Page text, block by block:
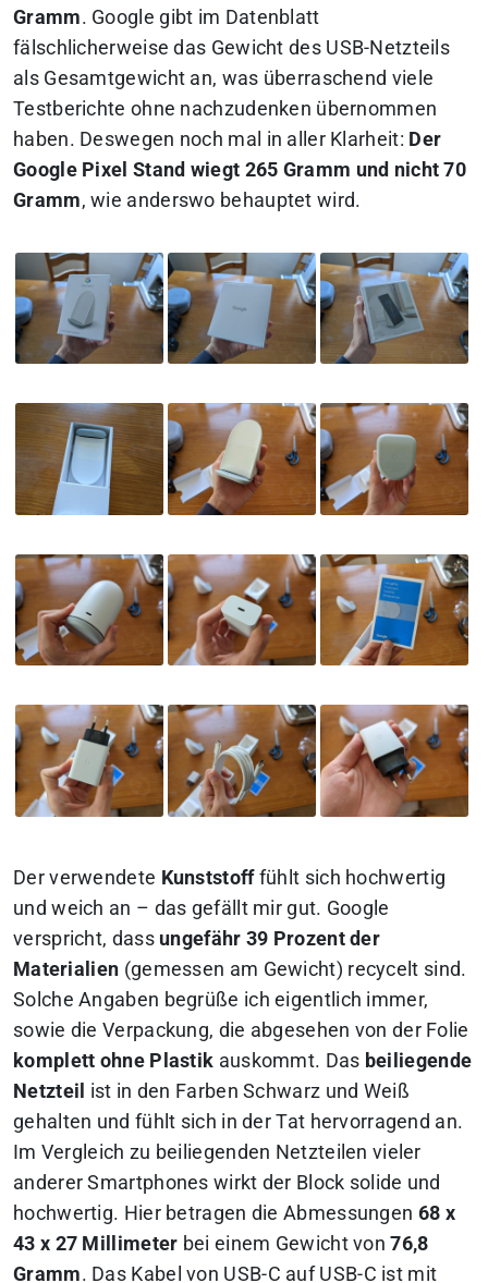
Gramm. Google gibt im Datenblatt
fälschlicherweise das Gewicht des USB-Netzteils
als Gesamtgewicht an, was überraschend viele
Testberichte ohne nachzudenken übernommen
haben. Deswegen noch mal in aller Klarheit: Der
Google Pixel Stand wiegt 265 Gramm und nicht 70
Gramm, wie anderswo behauptet wird.
Der verwendete Kunststofffühlt sich hochwertig
und weich an – das gefällt mir gut. Google
verspricht, dass ungefähr 39 Prozent der
Materialien (gemessen am Gewicht) recycelt sind.
Solche Angaben begrüße ich eigentlich immer,
sowie die Verpackung, die abgesehen von der Folie
komplett ohne Plastik auskommt. Das beiliegende
Netzteil ist in den Farben Schwarz und Weiß
gehalten und fühlt sich in der Tat hervorragend an.
Im Vergleich zu beiliegenden Netzteilen vieler
anderer Smartphones wirkt der Block solide und
hochwertig. Hier betragen die Abmessungen 68 x
43 x 27 Millimeter bei einem Gewicht von76,8
Gramm. Das Kabel von USB-C auf USB-C ist mit